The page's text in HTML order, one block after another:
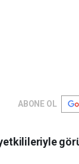
ABONE OL